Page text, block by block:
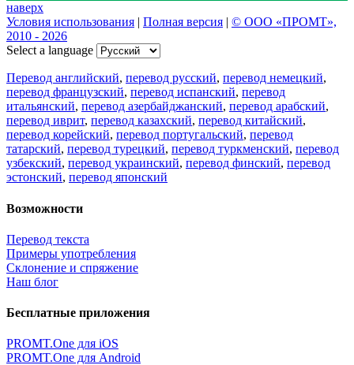
наверх
Условия использования | Полная версия | © ООО «ПРОМТ»,
2010 - 2026
Select a language
Перевод английский, перевод русский, перевод немецкий,
перевод французский, перевод испанский, перевод
итальянский, перевод азербайджанский, перевод арабский,
перевод иврит, перевод казахский, перевод китайский,
перевод корейский, перевод португальский, перевод
татарский, перевод турецкий, перевод туркменский, перевод
узбекский, перевод украинский, перевод финский, перевод
эстонский, перевод японский
Возможности
Перевод текста
Примеры употребления
Склонение и спряжение
Наш блог
Бесплатные приложения
PROMT.One для iOS
PROMT.One для Android